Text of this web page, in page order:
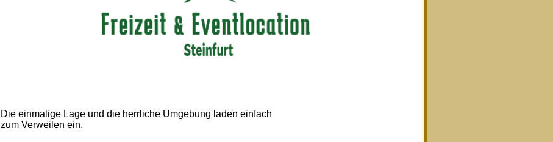
Die einmalige Lage und die herrliche Umgebung laden einfach
zum Verweilen ein.